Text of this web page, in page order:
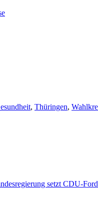
, Thüringen,
setzt CDU-